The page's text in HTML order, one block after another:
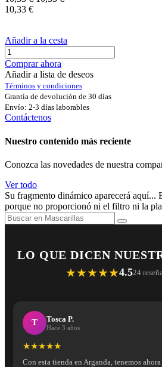
10,33 €
Añadir a la cesta
Comprar ahora
Añadir a lista de deseos
Términos y condiciones
Grantía de devolución de 30 días
Envío: 2-3 días laborables
Contáctenos
Nuestro contenido más reciente
Conozca las novedades de nuestra
Ver todo
Su fragmento dinámico aparecerá aquí...
porque no proporcionó ni el filtro ni la
LO QUE DICEN
★★★★★4.524
T Tosca P.
Hace 3 años
★★★★★
Con esta tienda en Arganda, tenemos